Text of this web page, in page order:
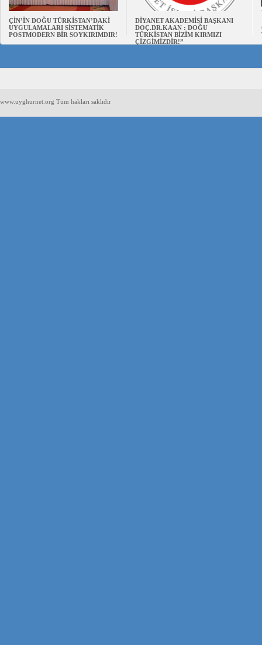
ÇİN’İN DOĞU TÜRKİSTAN’DAKİ
UYGULAMALARI SİSTEMATİK
POSTMODERN BİR SOYKIRIMDIR!
DİYANET AKADEMİSİ BAŞKANI
DOÇ.DR.KAAN : DOĞU
TÜRKİSTAN BİZİM KIRMIZI
ÇİZGİMİZDİR!”
www.uyghurnet.org Tüm hakları saklıdır